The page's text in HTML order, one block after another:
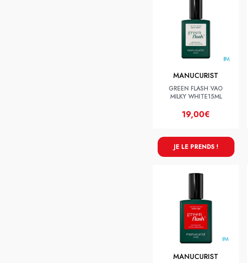
MANUCURIST
GREEN FLASH VAO
MILKY WHITE15ML
19,00€
JE LE PRENDS !
MANUCURIST